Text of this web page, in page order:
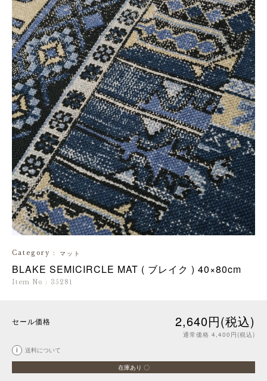
Category : マット
BLAKE SEMICIRCLE MAT ( ブレイク ) 40×80cm
Item No : 35281
セール価格 2,640円(税込)
通常価格 4,400円(税込)
i
送料について
在庫あり 〇